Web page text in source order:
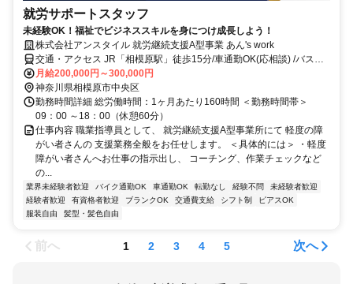
就労サポートスタッフ
未経験OK！福祉でビジネススキルを身につけ成長しよう！
株式会社アンスタイル 就労継続支援A型事業 あん's work
交通・アクセス JR「相模原駅」徒歩15分/車通勤OK(応相談) /バス利
用「市役所前」徒歩5分
月給200,000円～300,000円
神奈川県相模原市中央区
勤務時間詳細 総労働時間：1ヶ月あたり160時間 ＜勤務時間帯＞
09：00 ～18：00（休憩60分）
仕事内容 職業指導員として、 就労継続支援A型事業所にて 軽度の障
がい者さんの 支援業務全般をお任せします。 ＜具体的には＞ ・軽度
障がい者さんへお仕事の指示出し、 コーチング、作業チェックなど
の...
業界未経験者歓迎 バイク通勤OK 車通勤OK 転勤なし 経験不問
未経験者歓迎
経験者歓迎
有資格者歓迎 ブランクOK 交通費支給 シフト制
ピアスOK
服装自由
髪型・髪色自由
前へ 1 2 3 4 5 次へ